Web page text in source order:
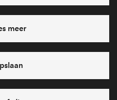
antwoord? Bel ons op
660
zijn we vanaf
09:00 uur weer